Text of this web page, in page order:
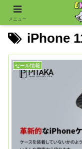
iPhone
セール情報
メニュー